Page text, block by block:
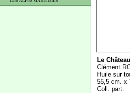
Le
Clément
Huile sur
55,5 cm. x
Coll. part.